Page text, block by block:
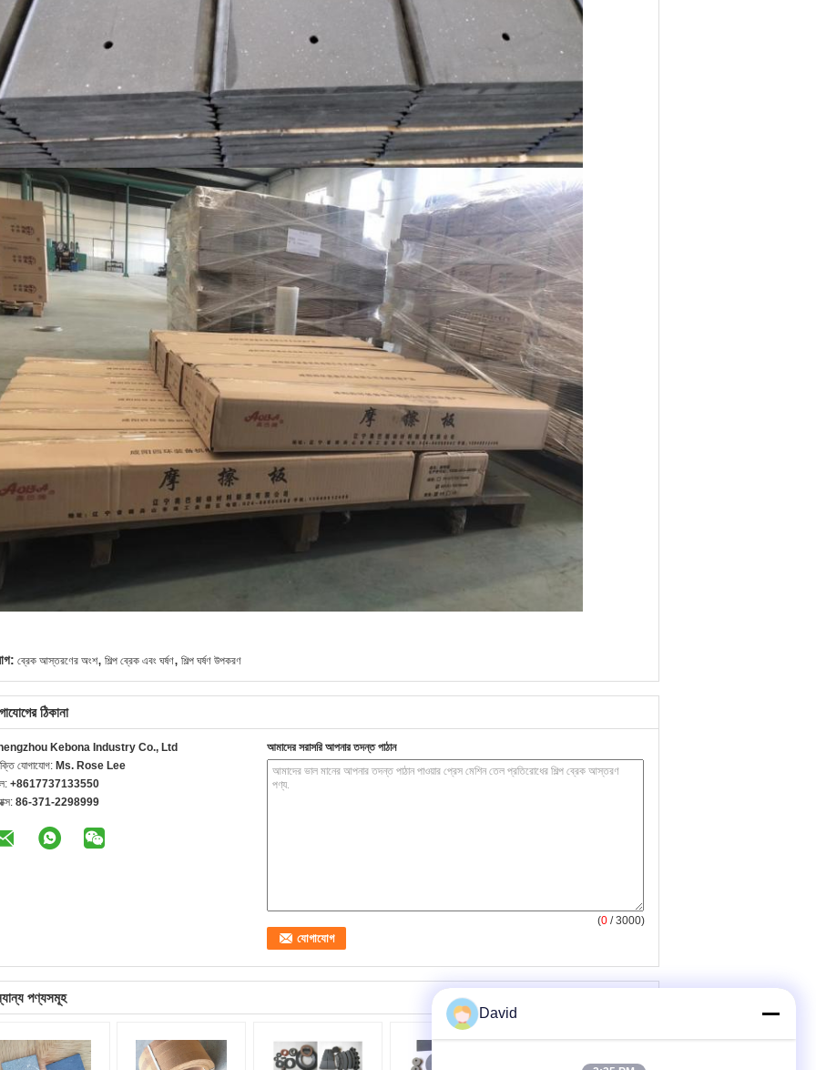
ব্রেক আস্তরণের অংশ, শিল্প ব্রেক এবং ঘর্ষণ, শিল্প ঘর্ষণ উপকরণ
ঠিকানা
Kebona Industry Co., Ltd
যোগাযোগ: Ms. Rose Lee
+8617737133550
86-371-2298999
আমাদের সরাসরি আপনার তদন্ত পাঠান
(0 / 3000)
পণ্যসমূহ
David